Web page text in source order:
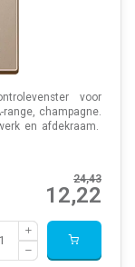
voor
champagne.
en afdekraam.
24,43
12,22